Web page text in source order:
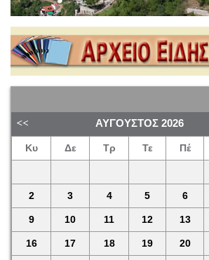
ΑΎΓΟΥΣΤΟΣ 2026
Κυ Δε Τρ Τε Πέ
2 3 4 5 6
9 10 11 12 13
16 17 18 19 20